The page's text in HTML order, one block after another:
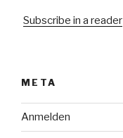
Subscribe in a reader
META
Anmelden